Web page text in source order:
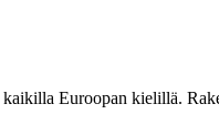
Euroopan kielillä.